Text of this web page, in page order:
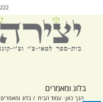
visibility_off השבת את ההבזקים
settings צבע רקע
בלוג ומאמרים
הנך כאן: עמוד הבית / בלוג ומאמרים